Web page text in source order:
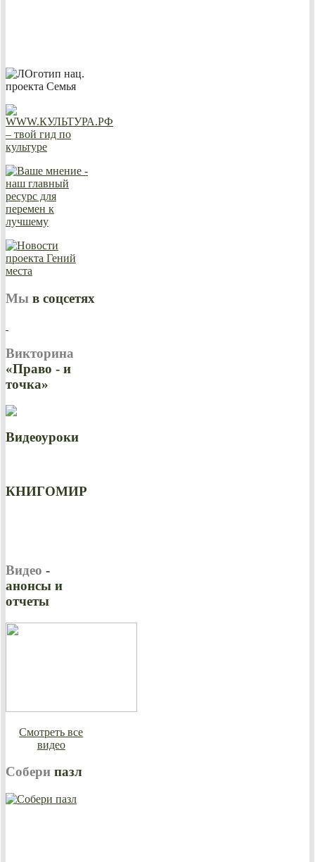
Мы в соцсетях
Викторина
«Право - и
точка»
Видеоуроки
КНИГОМИР
Видео -
анонсы и
отчеты
Смотреть все
видео
Собери пазл